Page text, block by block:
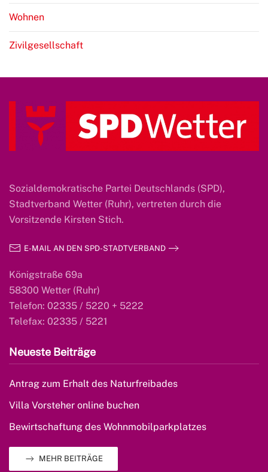
Wohnen
Zivilgesellschaft
Sozialdemokratische Partei Deutschlands (SPD),
Stadtverband Wetter (Ruhr), vertreten durch die
Vorsitzende Kirsten Stich.
E-MAIL AN DEN SPD-STADTVERBAND
Königstraße 69a
58300 Wetter (Ruhr)
Telefon: 02335 / 5220 + 5222
Telefax: 02335 / 5221
Neueste Beiträge
Antrag zum Erhalt des Naturfreibades
Villa Vorsteher online buchen
Bewirtschaftung des Wohnmobilparkplatzes
MEHR BEITRÄGE